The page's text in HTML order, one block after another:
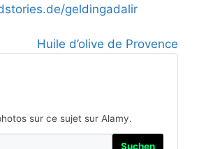
geldingadalir
Huile d’olive de Provence
sur ce sujet sur Alamy.
Suchen